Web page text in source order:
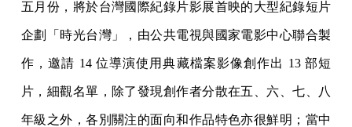
五月份，將於台灣國際紀錄片影展首映的大型紀錄短片
企劃「時光台灣」，由公共電視與國家電影中心聯合製
作，邀請 14 位導演使用典藏檔案影像創作出 13 部短
片，細觀名單，除了發現創作者分散在五、六、七、八
年級之外，各別關注的面向和作品特色亦很鮮明；當中